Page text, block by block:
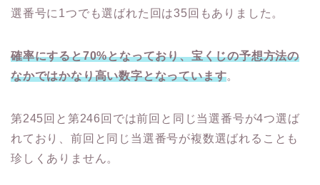
選番号に1つでも選ばれた回は35回もありました。
確率にすると70%となっており、宝くじの予想方法の
なかではかなり高い数字となっています。
第245回と第246回では前回と同じ当選番号が4つ選ば
れており、前回と同じ当選番号が複数選ばれることも
珍しくありません。